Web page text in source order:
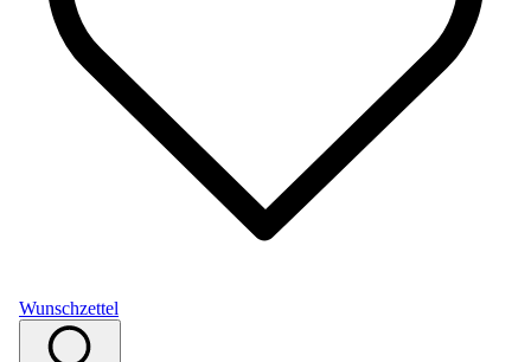
Wunschzettel